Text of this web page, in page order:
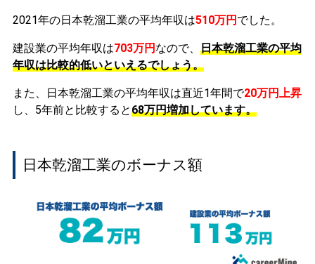
2021年の日本乾溜工業の平均年収は510万円 でした。
建設業の平均年収は703万円 なので、 日本乾溜工業の平均
年収は比較的低いといえるでしょう。
また、日本乾溜工業の平均年収は直近1年間で20万円上昇
し、5年前と比較すると68万円増加しています。
日本乾溜工業のボーナス額